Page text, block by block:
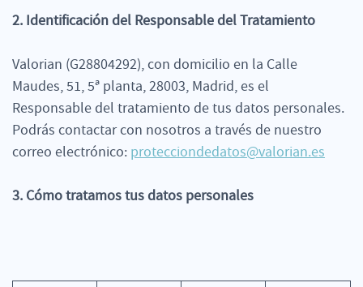
2. Identificación del Responsable del Tratamiento
Valorian (G28804292), con domicilio en la Calle
Maudes, 51, 5ª planta, 28003, Madrid, es el
Responsable del tratamiento de tus datos personales.
Podrás contactar con nosotros a través de nuestro
correo electrónico: protecciondedatos@valorian.es
3. Cómo tratamos tus datos personales